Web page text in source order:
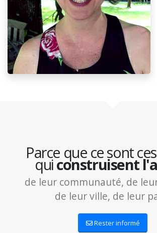
Parce que ce sont
quiconstruisent
de leur communauté, de
de leur ville, de leur
Rester informé